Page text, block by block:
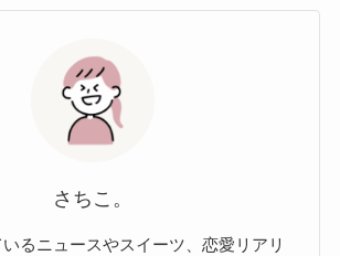
さちこ。
るニュースやスイーツ、恋愛リアリ